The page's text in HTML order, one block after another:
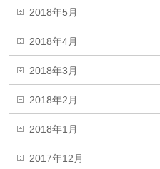
2018年5月
2018年4月
2018年3月
2018年2月
2018年1月
2017年12月